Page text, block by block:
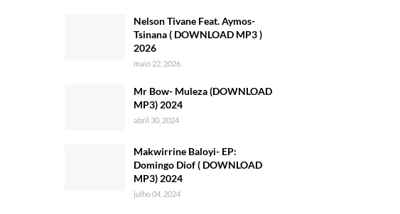
Nelson Tivane Feat. Aymos-
Tsinana ( DOWNLOAD MP3 )
2026
maio 22, 2026
Mr Bow- Muleza (DOWNLOAD
MP3) 2024
abril 30, 2024
Makwirrine Baloyi- EP:
Domingo Diof ( DOWNLOAD
MP3) 2024
julho 04, 2024